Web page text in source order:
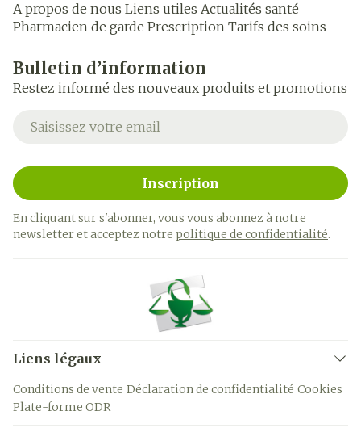
A propos de nous Liens utiles Actualités santé
Pharmacien de garde Prescription Tarifs des soins
Bulletin d’information
Restez informé des nouveaux produits et promotions
Adresse mail
Inscription
En cliquant sur s'abonner, vous vous abonnez à notre
newsletter et acceptez notre politique de confidentialité.
Liens légaux
Conditions de vente Déclaration de confidentialité Cookies
Plate-forme ODR